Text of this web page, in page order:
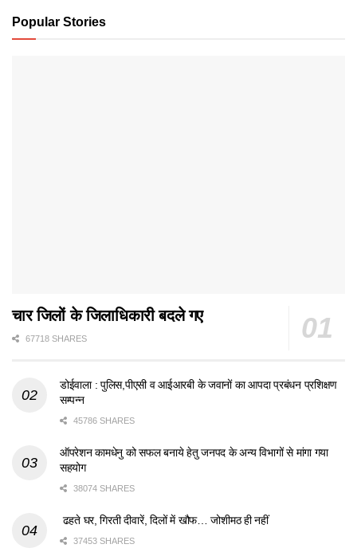
Popular Stories
चार जिलों के जिलाधिकारी बदले गए
67718 SHARES
डोईवाला : पुलिस,पीएसी व आईआरबी के जवानों का आपदा प्रबंधन प्रशिक्षण
सम्पन्न
45786 SHARES
ऑपरेशन कामधेनु को सफल बनाये हेतु जनपद के अन्य विभागों से मांगा गया
सहयोग
38074 SHARES
ढहते घर, गिरती दीवारें, दिलों में खौफ… जोशीमठ ही नहीं
37453 SHARES